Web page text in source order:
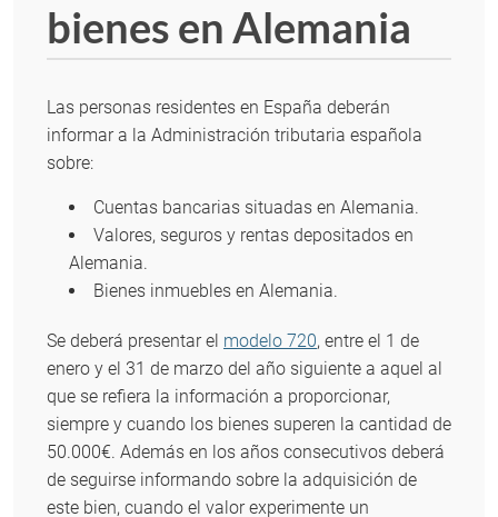
bienes en Alemania
Las personas residentes en España deberán
informar a la Administración tributaria española
sobre:
Cuentas bancarias situadas en Alemania.
Valores, seguros y rentas depositados en
Alemania.
Bienes inmuebles en Alemania.
Se deberá presentar el modelo 720, entre el 1 de
enero y el 31 de marzo del año siguiente a aquel al
que se refiera la información a proporcionar,
siempre y cuando los bienes superen la cantidad de
50.000€. Además en los años consecutivos deberá
de seguirse informando sobre la adquisición de
este bien, cuando el valor experimente un